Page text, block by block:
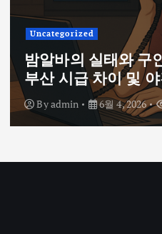
Uncategorized
밤알바의 실태와 구
부산 시급 차이 및
Byadmin 6월 4, 2026